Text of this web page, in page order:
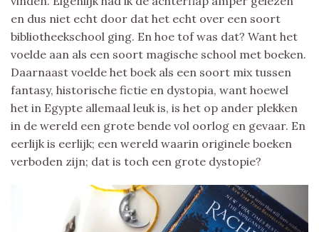
en dus niet echt door dat het echt over een soort
bibliotheekschool ging. En hoe tof was dat? Want het
voelde aan als een soort magische school met boeken.
Daarnaast voelde het boek als een soort mix tussen
fantasy, historische fictie en dystopia, want hoewel
het in Egypte allemaal leuk is, is het op ander plekken
in de wereld een grote bende vol oorlog en gevaar. En
eerlijk is eerlijk; een wereld waarin originele boeken
verboden zijn; dat is toch een grote dystopie?